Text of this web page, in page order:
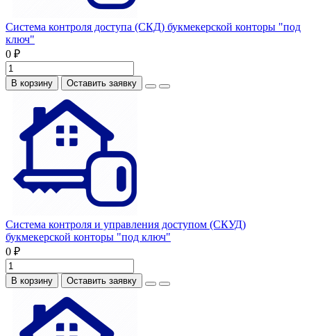
Система контроля доступа (СКД) букмекерской конторы "под
ключ"
0 ₽
В корзину Оставить заявку
Система контроля и управления доступом (СКУД)
букмекерской конторы "под ключ"
0 ₽
В корзину Оставить заявку